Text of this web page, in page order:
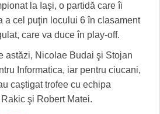
la Iaşi, o partidă care îi
a cel puţin locului 6 în clasament
care va duce în play-off.
astăzi, Nicolae Budai şi Stojan
Informatica, iar pentru ciucani,
caștigat trofee cu echipa
şi Robert Matei.